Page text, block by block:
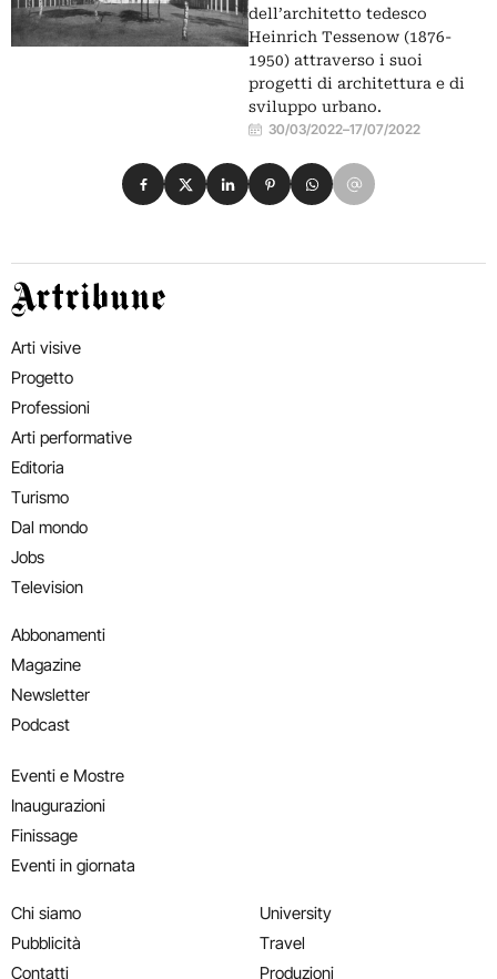
dell’architetto tedesco
Heinrich Tessenow (1876-
1950) attraverso i suoi
progetti di architettura e di
sviluppo urbano.
30/03/2022–17/07/2022
Condividi su Facebook
Condividi su X
Condividi su LinkedIn
Condividi su Pinterest
Condividi su WhatsApp
Condividi su Email
Artribune
Arti visive
Progetto
Professioni
Arti performative
Editoria
Turismo
Dal mondo
Jobs
Television
Abbonamenti
Magazine
Newsletter
Podcast
Eventi e Mostre
Inaugurazioni
Finissage
Eventi in giornata
Chi siamo
Pubblicità
Contatti
University
Travel
Produzioni